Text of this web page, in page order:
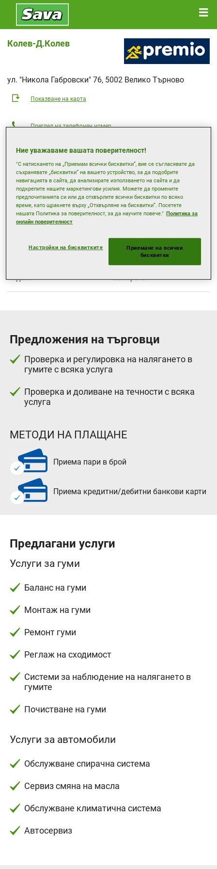
Колев-Д.Колев
ул. "Никола Габровски" 76, 5002 Велико Търново
Показване на карта
Преглед на телефонен номер
Работно време
Понеделник 08:00
17:30
Вторник
08:00
17:30
Сряда
08:00
17:30
09:00
14:00
Неделя
Затворено
Предложения на търговци
Проверка и регулировка на налягането в
гумите с всяка услуга
Проверка и доливане на течности с всяка
услуга
МЕТОДИ НА ПЛАЩАНЕ
Приема пари в брой
Приема кредитни/дебитни банкови карти
Предлагани услуги
Услуги за гуми
Баланс на гуми
Монтаж на гуми
Ремонт гуми
Реглаж на сходимост
Системи за наблюдение на налягането в
гумите
Почистване на гуми
Услуги за автомобили
Обслужване спирачна система
Сервиз смяна на масла
Обслужване климатична система
Автосервиз
Ние уважаваме вашата поверителност!
"С натискането на „Приемам всички бисквитки“, вие се съгласявате да
съхранявате „бисквитки“ на вашето устройство, за да подобрите
навигацията в сайта, да анализирате използването на сайта и да
подкрепите нашите маркетингови усилия. Можете да промените
предпочитанията си или да отхвърлите всички бисквитки по всяко
време, като щракнете върху „Отхвърляне на бисквитки“. Посетете
нашата Политика за поверителност, за да научите повече." Политика за
онлайн поверителност
Настройки на бисквитките Приемане на всички
бисквитки